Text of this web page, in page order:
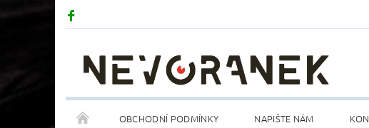
OBCHODNÍ PODMÍNKY NAPIŠTE NÁM